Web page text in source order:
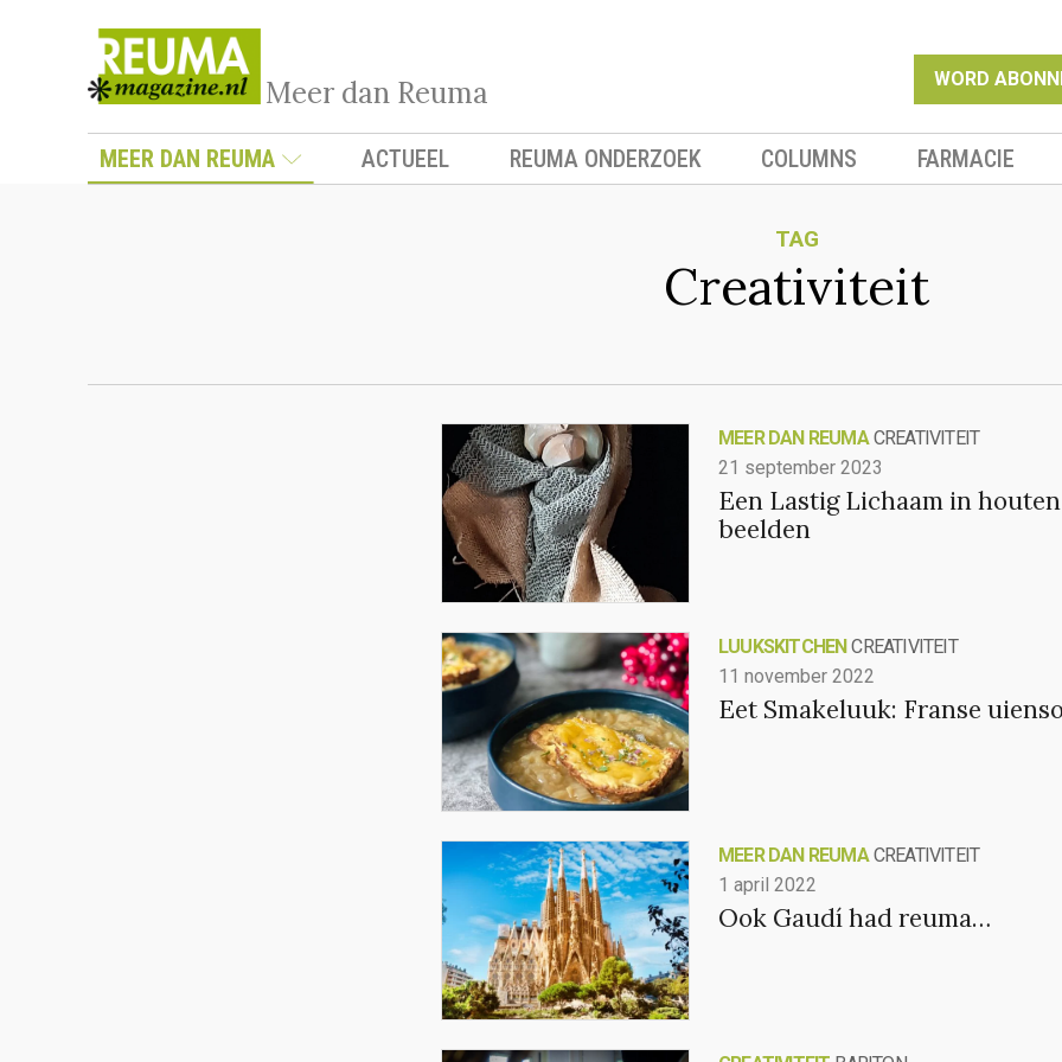
Meer dan Reuma WORD
MEER DAN REUMA ACTUEEL REUMA ONDERZOEK COLUMNS FARMACIE
TAG
Creativiteit
MEER DAN REUMA CREATIVITEIT
21 september 2023
Een Lastig Lichaam in houten
beelden
LUUKSKITCHEN CREATIVITEIT
11 november 2022
Eet Smakeluuk: Franse
MEER DAN REUMA CREATIVITEIT
1 april 2022
Ook Gaudí had reuma…